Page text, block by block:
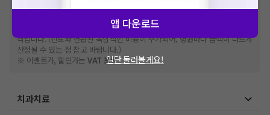
※비급여 항목의 경우,추가비용 등으로 실제 가격과 상이할 수 있으니, 정확
한 가격은 해당 의료기관에 직접 문의해주세요.
건강보험심사평가원에 고지되어 있는 급여 진료 기준 가
격입니다. (진료와 연관된 복합적인 비용이 추가되어, 병원마다 금액이 다르게
산정될 수 있는 점 참고 바랍니다.)
※ 이벤트가, 할인가는VAT 포함
치과치료
앱 다운로드
일단 둘러볼게요!